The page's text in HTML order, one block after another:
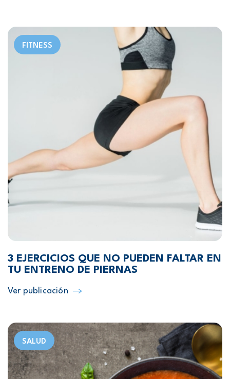
FITNESS
3 EJERCICIOS QUE NO PUEDEN FALTAR EN
TU ENTRENO DE PIERNAS
Ver publicación
SALUD